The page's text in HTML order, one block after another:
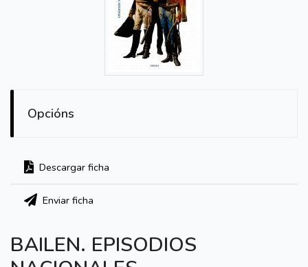
Opcións
Descargar ficha
Enviar ficha
BAILEN. EPISODIOS